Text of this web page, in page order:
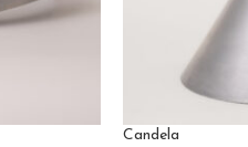
Candela